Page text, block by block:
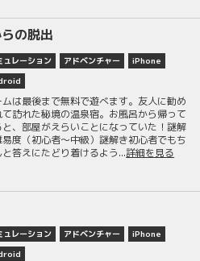
の脱出
ュレーション アドベンチャー
iPhone
ムは最後まで無料で遊べます。友人に勧め
て訪れた秘境の温泉宿。お風呂から帰って
と、部屋がえらいことになっていた！謎解
易度（初心者〜中級）謎解き初心者でもち
と答えにたどり着けるよう...詳細を見る
ュレーション アドベンチャー
iPhone